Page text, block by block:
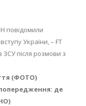
повідомили
України, – FT
після розмови з
(ФОТО)
де